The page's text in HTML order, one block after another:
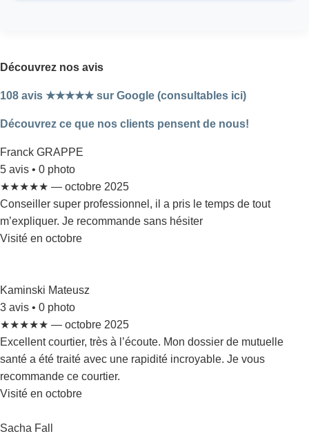
Découvrez nos avis
108 avis ★★★★★ sur Google (consultables ici)
Découvrez ce que nos clients pensent de nous!
Franck GRAPPE
5 avis • 0 photo
★★★★★ — octobre 2025
Conseiller super professionnel, il a pris le temps de tout
m’expliquer. Je recommande sans hésiter
Visité en octobre
Kaminski Mateusz
3 avis • 0 photo
★★★★★ — octobre 2025
Excellent courtier, très à l’écoute. Mon dossier de mutuelle
santé a été traité avec une rapidité incroyable. Je vous
recommande ce courtier.
Visité en octobre
Sacha Fall